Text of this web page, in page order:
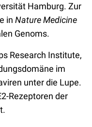
Hamburg. Zur
in Nature Medicine
Genoms.
Research Institute,
im
unter die Lupe.
Rezeptoren der